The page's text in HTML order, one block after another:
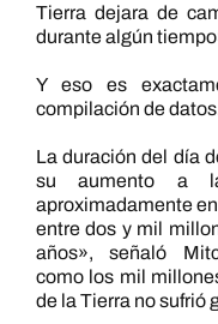
Tierra dejara de
durante algún
Y eso es
compilación de
La duración del día
su aumento a
aproximadamente
entre dos y mil
años», señaló
como los mil
de la Tierra no sufrió